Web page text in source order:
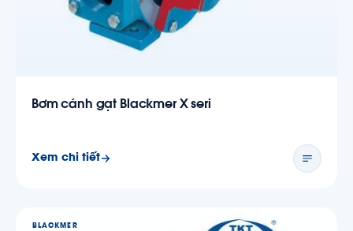
Bơm cánh gạt Blackmer X seri
Xem chi tiết
BLACKMER